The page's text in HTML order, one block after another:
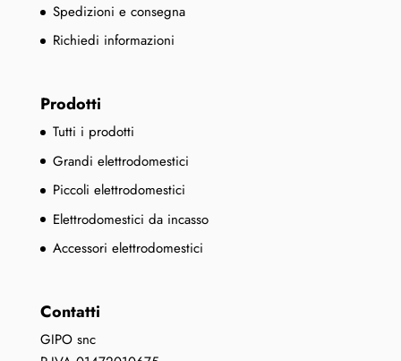
Spedizioni e consegna
Richiedi informazioni
Prodotti
Tutti i prodotti
Grandi elettrodomestici
Piccoli elettrodomestici
Elettrodomestici da incasso
Accessori elettrodomestici
Contatti
GIPO snc